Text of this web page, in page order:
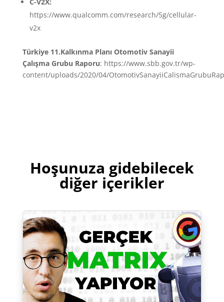
https://www.qualcomm.com/research/5g/cellular-
v2x
Türkiye 11.Kalkınma Planı Otomotiv Sanayii
Çalışma Grubu Raporu: https://www.sbb.gov.tr/wp-
content/uploads/2020/04/
Hoşunuza gidebilecek
diğer içerikler